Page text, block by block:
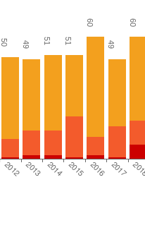
50
49 51 51
60
49
60
20122013 2014 2015 2016 2017